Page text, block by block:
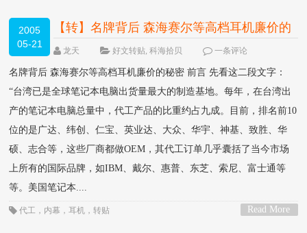
2005
05-21
【转】名牌背后 森海赛尔等高档耳机廉价的
秘密
1267 VIEW
龙天 好文转贴,科海拾贝 一条评论
名牌背后 森海赛尔等高档耳机廉价的秘密 前言 先看这二段文字：
“台湾已是全球笔记本电脑出货量最大的制造基地。每年，在台湾出
产的笔记本电脑总量中，代工产品的比重约占九成。目前，排名前10
位的是广达、纬创、仁宝、英业达、大众、华宇、神基、致胜、华
硕、志合等，这些厂商都做OEM，其代工订单几乎囊括了当今市场
上所有的国际品牌，如IBM、戴尔、惠普、东芝、索尼、富士通等
等。美国笔记本....
Read More
代工 ， 内幕 ，耳机 ，转贴